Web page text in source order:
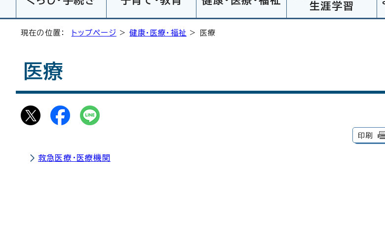
生涯学習
現在の位置： トップページ >健康・医療・福祉 > 医療
医療
印刷
救急医療・医療機関